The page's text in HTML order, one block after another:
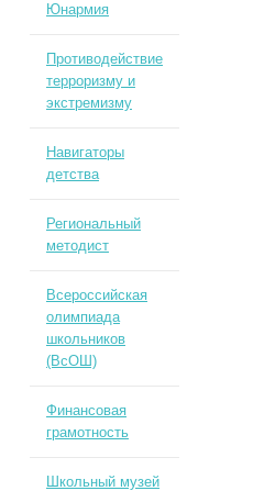
Юнармия
Противодействие
терроризму и
экстремизму
Навигаторы
детства
Региональный
методист
Всероссийская
олимпиада
школьников
(ВсОШ)
Финансовая
грамотность
Школьный музей